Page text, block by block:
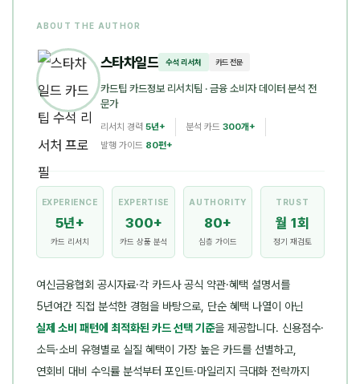
ABOUT THE AUTHOR
스타차일드 수석 리서처 카드 전문
카드팁 카드정보 리서치팀 · 금융 소비자 데이터 분석 전
문가
리서치 경력 5년+ 분석 카드 300개+
발행 가이드 80편+
EXPERIENCE
5년+
카드 리서치
EXPERTISE
300+
카드 상품 분석
AUTHORITY
80+
심층 가이드
TRUST
월 1회
정기 재검토
여신금융협회 공시자료·각 카드사 공식 약관·혜택 설명서를
5년여간 직접 분석한 경험을 바탕으로, 단순 혜택 나열이 아닌
실제 소비 패턴에 최적화된 카드 선택 기준을 제공합니다. 신용점수·
소득·소비 유형별로 실질 혜택이 가장 높은 카드를 선별하고,
연회비 대비 수익률 분석부터 포인트·마일리지 극대화 전략까지